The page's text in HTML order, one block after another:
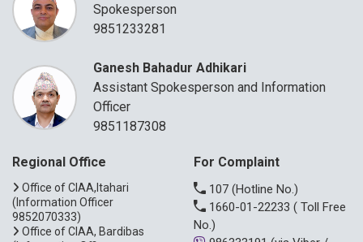
Spokesperson
9851233281
Ganesh Bahadur Adhikari
Assistant Spokesperson and Information
Officer
9851187308
Regional Office
Office of CIAA,Itahari
(Information Officer
9852070333)
Office of CIAA, Bardibas
For Complaint
107 (Hotline No.)
1660-01-22233 ( Toll Free
No.)